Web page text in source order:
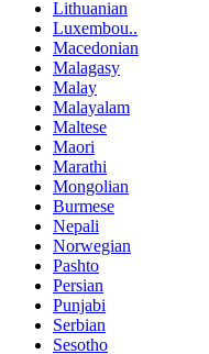
Lithuanian
Luxembou..
Macedonian
Malagasy
Malay
Malayalam
Maltese
Maori
Marathi
Mongolian
Burmese
Nepali
Norwegian
Pashto
Persian
Punjabi
Serbian
Sesotho